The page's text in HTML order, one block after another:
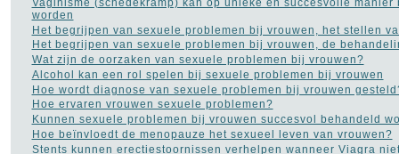
Gezonde voeding(21)
Gezondheid A tot Z
Gilles de la Tourette(2)
Glaucoom(11)
Griep(115)
Haaruitval(29)
Hart- en vaatziekten(116)
Hernia(12)
Herpes(2)
Histoplasmose(1)
worden
Het begrijpen van sexuele problemen bij vrouwen, het stellen
Het begrijpen van sexuele problemen bij vrouwen, de
Wat zijn de oorzaken van sexuele problemen bij vrouwen?
Alcohol kan een rol spelen bij sexuele problemen bij vrouwen
Hoe wordt diagnose van sexuele problemen bij vrouwen
Hoe ervaren vrouwen sexuele problemen?
Kunnen sexuele problemen bij vrouwen succesvol behandeld
Hoe beïnvloedt de menopauze het sexueel leven van vrouwen?
Stents kunnen erectiestoornissen verhelpen wanneer Viagra